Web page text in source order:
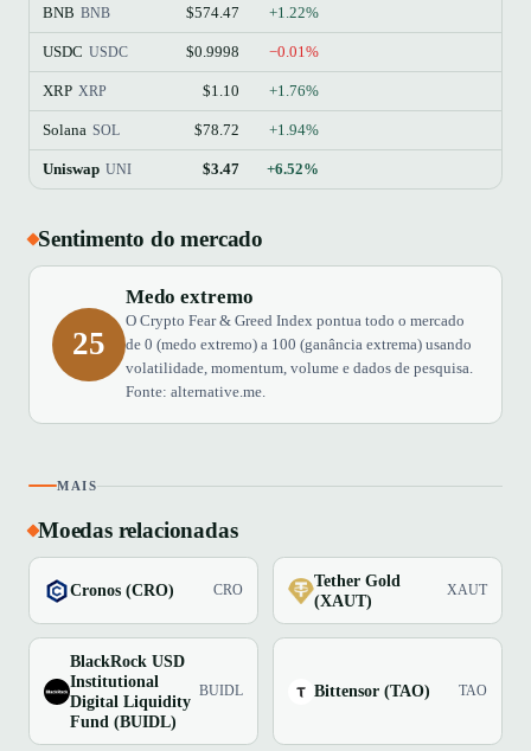
BNB BNB $574.47 +1.22%
USDC USDC $0.9998 −0.01%
XRP XRP $1.10 +1.76%
Solana SOL $78.72 +1.94%
Uniswap UNI $3.47 +6.52%
Sentimento do mercado
25
Medo extremo
O Crypto Fear & Greed Index pontua todo o mercado
de 0 (medo extremo) a 100 (ganância extrema) usando
volatilidade, momentum, volume e dados de pesquisa.
Fonte: alternative.me.
MAIS
Moedas relacionadas
Cronos (CRO) CRO
Tether Gold
(XAUT)
XAUT
BlackRock USD
Institutional
Digital Liquidity
Fund (BUIDL)
BUIDL Bittensor (TAO) TAO